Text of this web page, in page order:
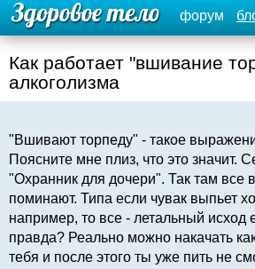
форум
Как работает "вшивание
алкоголизма
"Вшивают торпеду" - такое
Поясните мне плиз, что это значит.
"Охранник для дочери". Так там все
поминают. Типа если чувак выпьет
например, то все - летальный исход
правда? Реально можно накачать
тебя и после этого ты уже пить не